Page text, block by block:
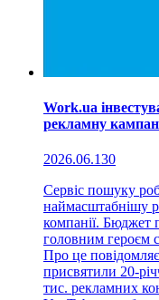
Work.ua
рекламну
2026.06.130
Сервіс пошуку
наймасштабнішу
компанії. Бюджет
головним героєм
Про це
присвятили 20-
тис. рекламних